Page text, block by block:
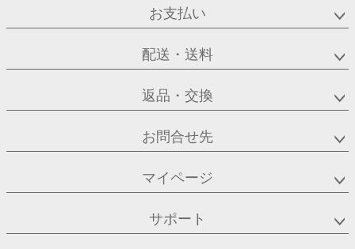
お支払い
配送・送料
返品・交換
お問合せ先
マイページ
サポート